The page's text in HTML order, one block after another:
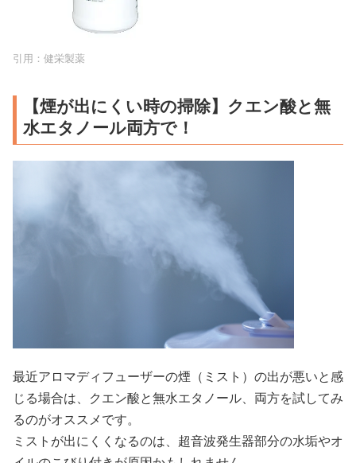
引用： 健栄製薬
【煙が出にくい時の掃除】クエン酸と無
水エタノール両方で！
最近アロマディフューザーの煙（ミスト）の出が悪いと感
じる場合は、クエン酸と無水エタノール、両方を試してみ
るのがオススメです。
ミストが出にくくなるのは、超音波発生器部分の水垢やオ